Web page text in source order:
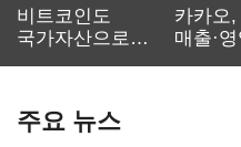
비트코인도
국가자산으로…'
카카오,
매출·
주요 뉴스